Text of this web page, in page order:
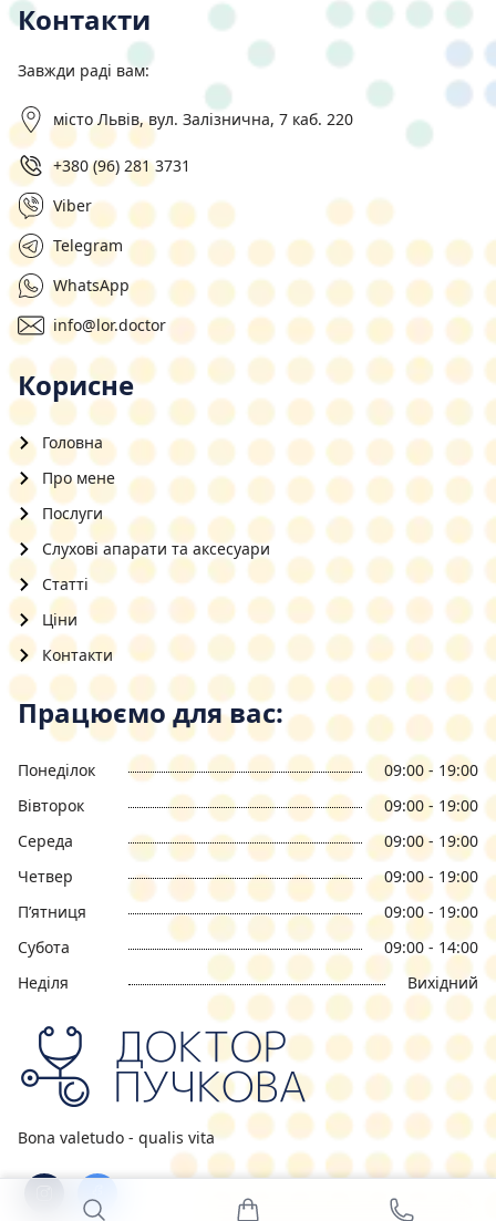
Контакти
Завжди раді вам:
місто Львів, вул. Залізнична, 7 каб. 220
+380 (96) 281 3731
Viber
Telegram
WhatsApp
info@lor.doctor
Корисне
Головна
Про мене
Послуги
Слухові апарати та аксесуари
Статті
Ціни
Контакти
Працюємо для вас:
Понеділок
09:00 - 19:00
Вівторок
09:00 - 19:00
Середа
09:00 - 19:00
Четвер
09:00 - 19:00
П’ятниця
09:00 - 19:00
Субота
09:00 - 14:00
Неділя
Вихідний
Bona valetudo - qualis vita